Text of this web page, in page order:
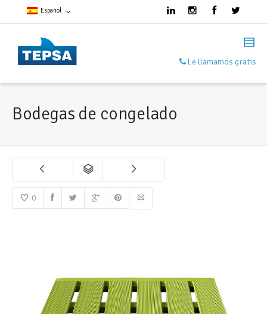
Español
Francés
Español
Le llamamos gratis
Bodegas de congelado
0